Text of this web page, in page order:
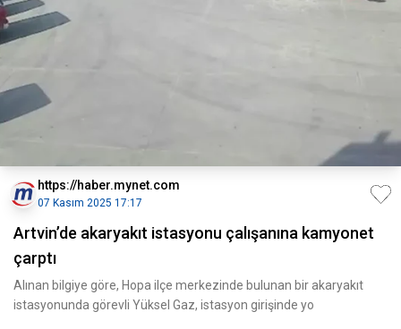
https://haber.mynet.com
07 Kasım 2025 17:17
Artvin’de akaryakıt istasyonu çalışanına kamyonet
çarptı
Alınan bilgiye göre, Hopa ilçe merkezinde bulunan bir akaryakıt
istasyonunda görevli Yüksel Gaz, istasyon girişinde yo